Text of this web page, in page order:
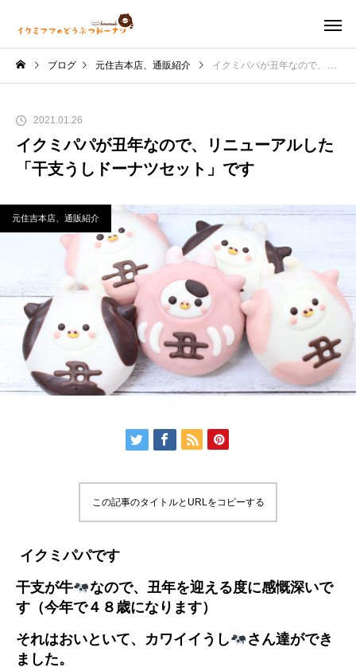
ブログ 元住吉本店、通販紹介 イクミパパが丑年なので、リニューアルした「干支うしドーナツセット」です
2021.01.26
イクミパパが丑年なので、リニューアルした
「干支うしドーナツセット」です
元住吉本店、通販紹介
この記事のタイトルとURLをコピーする
イクミパパです
干支が牛
なので、丑年を迎える度に感慨深いで
す（今年で４８歳になります）
それはおいといて、カワイイうし
さん達ができ
ました。